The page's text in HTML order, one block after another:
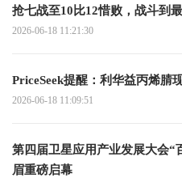
抢七战至10比12惜败，战斗到
2026-06-18 11:21:30
PriceSeek提醒：利华益丙烯腈
2026-06-18 11:09:51
第四届卫星应用产业发展大会“
眉重磅启幕